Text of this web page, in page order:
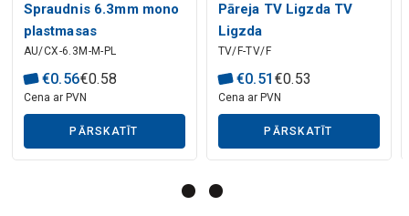
Mākslīgā intelekta apraksts
Spraudnis 6.3mm mono
plastmasas
AU/CX-6.3M-M-PL
€0.56€0.58
Cena ar PVN
PĀRSKATĪT
Pāreja TV Ligzda TV
Ligzda
TV/F-TV/F
€0.51 €0.53
Cena ar PVN
PĀRSKATĪT